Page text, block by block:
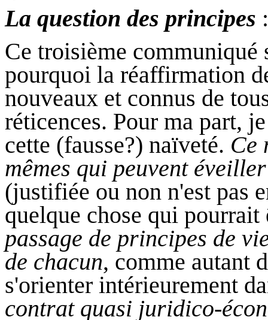
La question des principes :
Ce troisième communiqué
pourquoi la réaffirmation
nouveaux et connus de
réticences. Pour ma part,
cette (fausse?) naïveté. Ce
mêmes qui peuvent
(justifiée ou non n'est pas
quelque chose qui
passage de principes de
de chacun, comme autant
s'orienter intérieurement
contrat quasi juridico-